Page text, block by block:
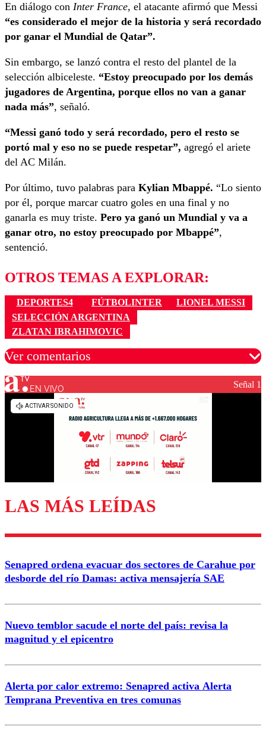
En diálogo con Inter France, el atacante afirmó que Messi
“es considerado el mejor de la historia y será recordado
por ganar el Mundial de Qatar”.
Sin embargo, se lanzó contra el resto del plantel de la
selección albiceleste. “Estoy preocupado por los demás
jugadores de Argentina, porque ellos no van a ganar
nada más”, señaló.
“Messi ganó todo y será recordado, pero el resto se
portó mal y eso no se puede respetar”, agregó el ariete
del AC Milán.
Por último, tuvo palabras para Kylian Mbappé. “Lo siento
por él, porque marcar cuatro goles en una final y no
ganarla es muy triste. Pero ya ganó un Mundial y va a
ganar otro, no estoy preocupado por Mbappé”,
sentenció.
OTROS TEMAS A EXPLORAR:
DEPORTES4 FÚTBOLINTER
LIONEL MESSI
SELECCIÓN ARGENTINA
ZLATAN IBRAHIMOVIC
Ver comentarios
Los comentarios son moderados para garantizar un
Enviar comentario
EN VIVO Señal 1
LAS MÁS LEÍDAS
Senapred ordena evacuar dos sectores de Carahue por
desborde del río Damas: activa mensajería SAE
Nuevo temblor sacude el norte del país: revisa la
magnitud y el epicentro
Alerta por calor extremo: Senapred activa Alerta
Temprana Preventiva en tres comunas